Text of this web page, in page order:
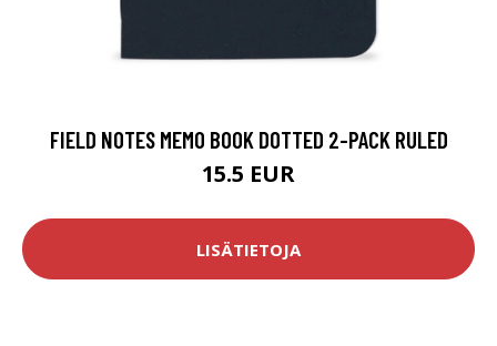
FIELD NOTES MEMO BOOK DOTTED 2-PACK RULED
15.5 EUR
LISÄTIETOJA